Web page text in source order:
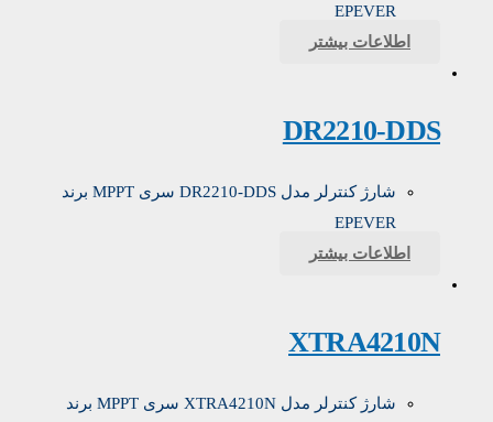
EPEVER
اطلاعات بیشتر
DR2210-DDS
شارژ کنترلر مدل DR2210-DDS سری MPPT برند
EPEVER
اطلاعات بیشتر
XTRA4210N
شارژ کنترلر مدل XTRA4210N سری MPPT برند